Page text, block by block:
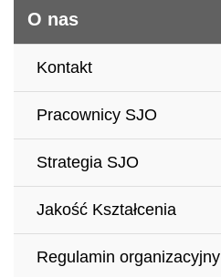
O nas
Kontakt
Pracownicy SJO
Strategia SJO
Jakość Kształcenia
Regulamin organizacyjny